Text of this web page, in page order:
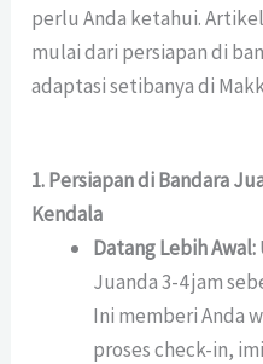
perlu Anda ketahui.
mulai dari persiapan di
adaptasi setibanya di
1. Persiapan di Bandara
Kendala
Datang Lebih Awal:
Juanda 3-4 jam
Ini memberi Anda
proses check-in,